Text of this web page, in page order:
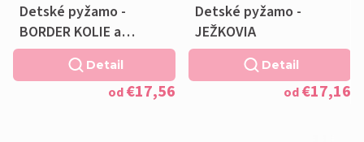
Detské pyžamo -
BORDER KOLIE a
VANKÚŠIK ZADARMO
od€17,56
Detail
Detské pyžamo -
JEŽKOVIA
od€17,16
Detail